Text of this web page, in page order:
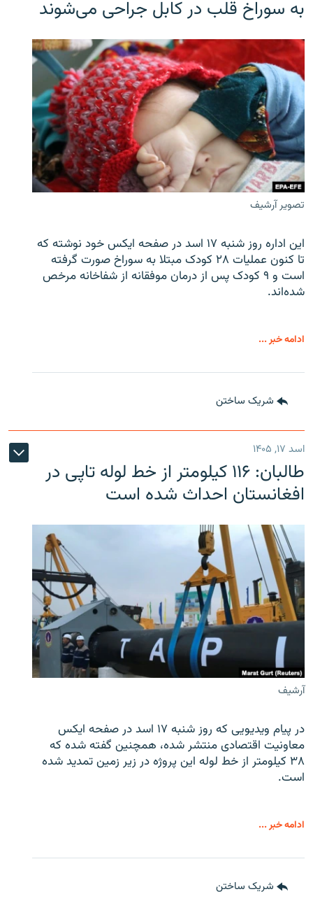
به سوراخ قلب در کابل جراحی می‌شوند
تصویر آرشیف
این اداره روز شنبه ۱۷ اسد در صفحه ایکس خود نوشته که
تا کنون عملیات ۲۸ کودک مبتلا به سوراخ صورت گرفته
است و ۹ کودک پس از درمان موفقانه از شفاخانه مرخص
شده‌اند.
ادامه خبر ...
شریک ساختن
اسد ۱۷, ۱۴۰۵
طالبان: ۱۱۶ کیلومتر از خط لوله تاپی در
افغانستان احداث شده است
آرشیف
در پیام ویدیویی که روز شنبه ۱۷ اسد در صفحه ایکس
معاونیت اقتصادی منتشر شده، همچنین گفته شده که
۳۸ کیلومتر از خط لوله این پروژه در زیر زمین تمدید شده
است.
ادامه خبر ...
شریک ساختن